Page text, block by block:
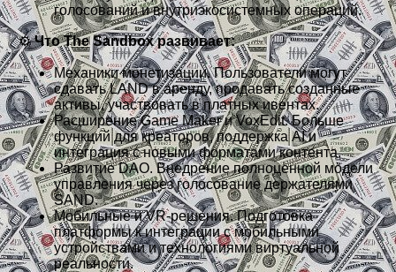
голосований и внутриэкосистемных операций.
⚙️Что The Sandbox развивает:
Механики монетизации. Пользователи могут
сдавать LAND в аренду, продавать созданные
активы, участвовать в платных ивентах.
Расширение Game Maker и VoxEdit. Больше
функций для креаторов, поддержка AI и
интеграция с новыми форматами контента.
Развитие DAO. Внедрение полноценной модели
управления через голосование держателями
SAND.
Мобильные и VR-решения. Подготовка
платформы к интеграции с мобильными
устройствами и технологиями виртуальной
реальности.